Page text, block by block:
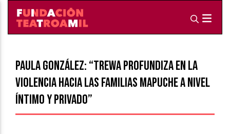
Paula González: “Trewa profundiza en la
violencia hacia las familias mapuche a nivel
íntimo y privado”